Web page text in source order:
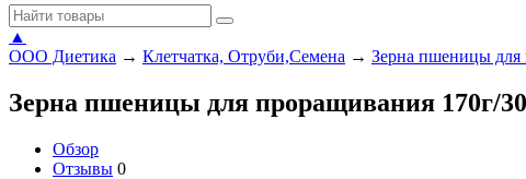
▲
ООО Диетика → Клетчатка, Отруби,Семена → Зерна пшеницы для
Зерна пшеницы для проращивания 170г/
Обзор
Отзывы 0